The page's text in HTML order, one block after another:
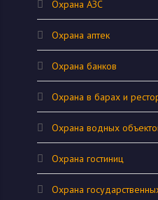
Охрана АЗС
Охрана аптек
Охрана банков
Охрана в барах и
Охрана водных
Охрана гостиниц
Охрана